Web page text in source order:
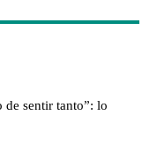
de sentir tanto”: lo